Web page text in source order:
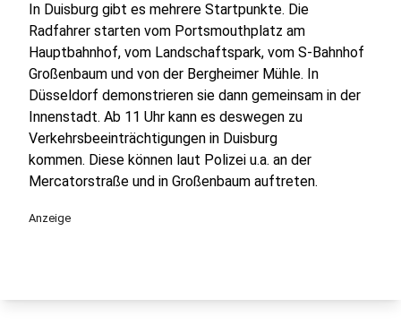
In Duisburg gibt es mehrere Startpunkte. Die
Radfahrer starten vom Portsmouthplatz am
Hauptbahnhof, vom Landschaftspark, vom S-Bahnhof
Großenbaum und von der Bergheimer Mühle. In
Düsseldorf demonstrieren sie dann gemeinsam in der
Innenstadt. Ab 11 Uhr kann es deswegen zu
Verkehrsbeeinträchtigungen in Duisburg
kommen. Diese können laut Polizei u.a. an der
Mercatorstraße und in Großenbaum auftreten.
Anzeige